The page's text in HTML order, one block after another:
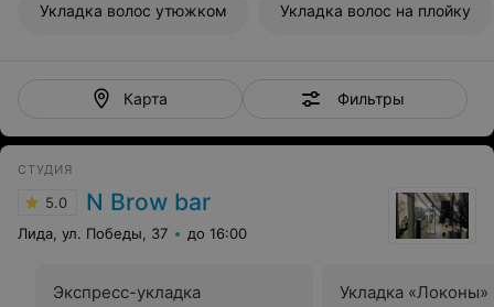
Укладка волос утюжком Укладка волос на плойку
Карта Фильтры
СТУДИЯ
5.0 N Brow bar
Лида, ул. Победы, 37 до 16:00
Экспресс-укладка
Укладка «Локоны»